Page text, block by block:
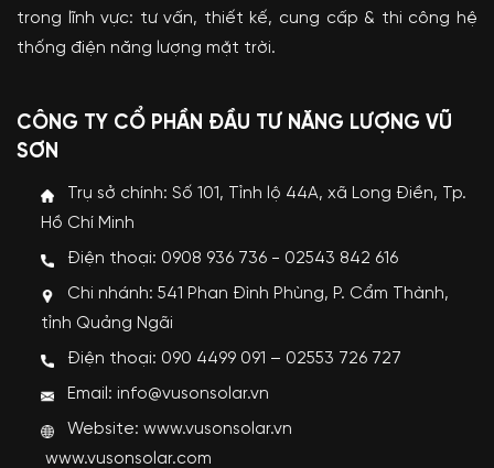
trong lĩnh vực: tư vấn, thiết kế, cung cấp & thi công hệ
thống điện năng lượng mặt trời.
CÔNG TY CỔ PHẦN ĐẦU TƯ NĂNG LƯỢNG VŨ
SƠN
Trụ sở chính: Số 101, Tỉnh lộ 44A, xã Long Điền, Tp.
Hồ Chí Minh
Điện thoại: 0908 936 736 - 02543 842 616
Chi nhánh: 541 Phan Đình Phùng, P. Cẩm Thành,
tỉnh Quảng Ngãi
Điện thoại: 090 4499 091 – 02553 726 727
Email: info@vusonsolar.vn
Website:www.vusonsolar.vn
www.vusonsolar.com